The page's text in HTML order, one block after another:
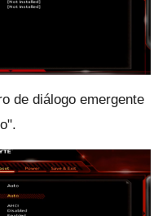
de diálogo emergente